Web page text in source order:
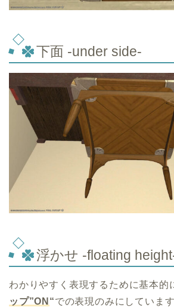
下面 -under side-
浮かせ -floating
わかりやすく表現するために基本的
ップ”ON “での表現のみにしています